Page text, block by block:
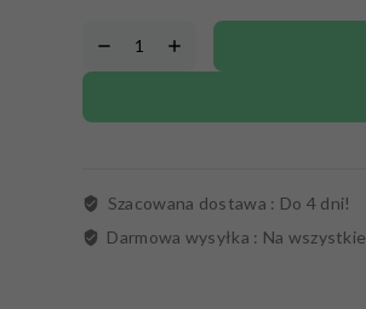
Szacowana dostawa : Do 4 dni!
Darmowa wysyłka : Na